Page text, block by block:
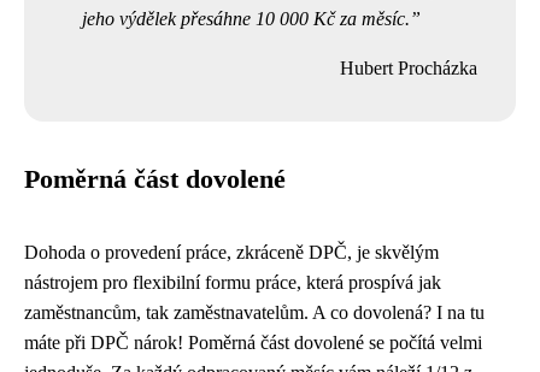
jeho výdělek přesáhne 10 000 Kč za měsíc.
Hubert Procházka
Poměrná část dovolené
Dohoda o provedení práce, zkráceně DPČ, je skvělým
nástrojem pro flexibilní formu práce, která prospívá jak
zaměstnancům, tak zaměstnavatelům. A co dovolená? I na tu
máte při DPČ nárok! Poměrná část dovolené se počítá velmi